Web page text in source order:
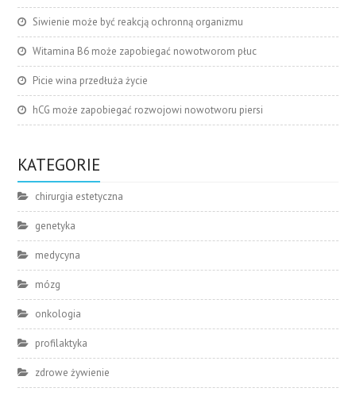
Siwienie może być reakcją ochronną organizmu
Witamina B6 może zapobiegać nowotworom płuc
Picie wina przedłuża życie
hCG może zapobiegać rozwojowi nowotworu piersi
KATEGORIE
chirurgia estetyczna
genetyka
medycyna
mózg
onkologia
profilaktyka
zdrowe żywienie